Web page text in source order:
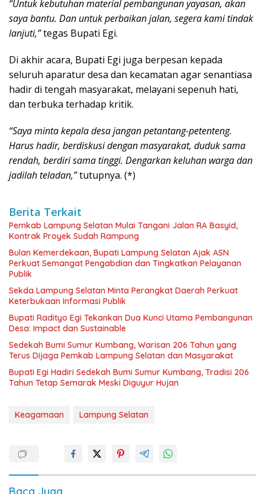
“Untuk kebutuhan material pembangunan yayasan, akan
saya bantu. Dan untuk perbaikan jalan, segera kami tindak
lanjuti,”tegas Bupati Egi.
Di akhir acara, Bupati Egi juga berpesan kepada
seluruh aparatur desa dan kecamatan agar senantiasa
hadir di tengah masyarakat, melayani sepenuh hati,
dan terbuka terhadap kritik.
“Saya minta kepala desa jangan petantang-petenteng.
Harus hadir, berdiskusi dengan masyarakat, duduk sama
rendah, berdiri sama tinggi. Dengarkan keluhan warga dan
jadilah teladan,”tutupnya. (*)
Berita Terkait
Pemkab Lampung Selatan Mulai Tangani Jalan RA Basyid,
Kontrak Proyek Sudah Rampung
Bulan Kemerdekaan, Bupati Lampung Selatan Ajak ASN
Perkuat Semangat Pengabdian dan Tingkatkan Pelayanan
Publik
Sekda Lampung Selatan Minta Perangkat Daerah Perkuat
Keterbukaan Informasi Publik
Bupati Radityo Egi Tekankan Dua Kunci Utama Pembangunan
Desa: Impact dan Sustainable
Sedekah Bumi Sumur Kumbang, Warisan 206 Tahun yang
Terus Dijaga Pemkab Lampung Selatan dan Masyarakat
Bupati Egi Hadiri Sedekah Bumi Sumur Kumbang, Tradisi 206
Tahun Tetap Semarak Meski Diguyur Hujan
Keagamaan Lampung Selatan